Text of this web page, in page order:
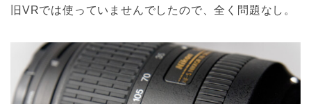
旧VRでは使っていませんでしたので、全く問題なし。